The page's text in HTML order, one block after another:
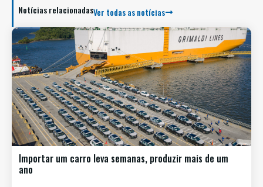
Notícias relacionadasVer todas as notícias
Importar um carro leva semanas, produzir mais de um
ano